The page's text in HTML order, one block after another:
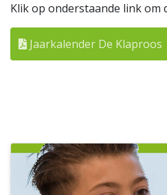
Klik op onderstaande link om
Jaarkalender De Klaproos